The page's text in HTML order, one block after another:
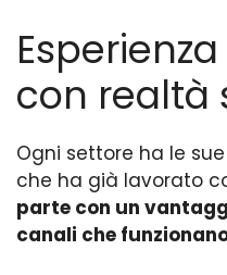
con realtà
Ogni settore ha le
che ha già lavorato
parte con un
canali che